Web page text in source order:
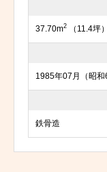
37.70m2 （11.4坪）
1985年07月（昭和
鉄骨造